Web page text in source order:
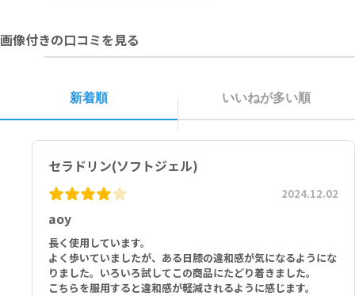
直射日光の当たらない涼しい場所に保管してください。
ェロールミックス（天然ビタミンE）
drin（blend of esterified fatty acid carbons）, Ethylparabe
n, Glycerin, Glyceryl Stearade, Isobutylparaben, Lecithin, M
ethylparaben, Olive Oil（Olea Europaea）, PEG 100 Stearat
e, Peppermint Oil, Phenoxyethanol, Potassium Hydroxine, P
ropylparaben, Tocopheryl Acetate（VitaminE）, Water
メントール 1.25％、ベンジルアルコール、ブチルパラベン、カルボマ
チルパラベン、グリセリン、ステアリン酸グリセリル、イソブチルパ
ラベン、レシチン、メチルパラベン、オリーブ油、ステアリン酸ＰＥ
Ｇ－１００、セイヨウハッカ油、フェノキシエタノール、水酸化Ｋ、
プロピルパラベン、酢酸トコフェロール（ビタミンE）、水
画像付きの口コミを見る
新着順 いいねが多い順
セラドリン(ソフトジェル)
aoy
2024.12.02
長く使用しています。
よく歩いていましたが、ある日膝の違和感が気になるようにな
りました。いろいろ試してこの商品にたどり着きました。
こちらを服用すると違和感が軽減されるように感じます。